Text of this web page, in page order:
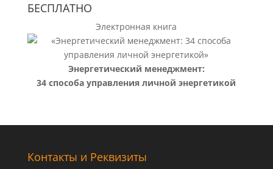
БЕСПЛАТНО
Электронная книга
Энергетический менеджмент:
34 способа управления личной энергетикой
Контакты и Реквизиты